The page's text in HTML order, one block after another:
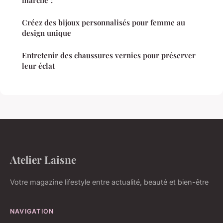
Créez des bijoux personnalisés pour femme au
design unique
Entretenir des chaussures vernies pour préserver
leur éclat
Atelier Laisne
Votre magazine lifestyle entre actualité, beauté et bien-être
NAVIGATION